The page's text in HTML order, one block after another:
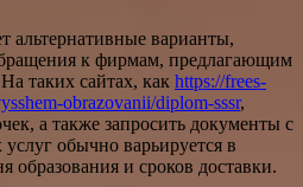
альтернативные варианты,
к фирмам, предлагающим
таких сайтах, как https://frees-
obrazovanii/diplom-sssr,
а также запросить документы с
обычно варьируется в
образования и сроков доставки.